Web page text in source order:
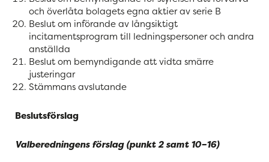
och överlåta bolagets egna aktier av serie B
Beslut om införande av långsiktigt
incitamentsprogram till ledningspersoner och andra
anställda
Beslut om bemyndigande att vidta smärre
justeringar
Stämmans avslutande
Beslutsförslag
Valberedningens förslag (punkt2samt10–16)